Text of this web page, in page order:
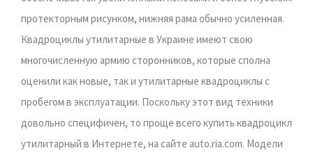
протекторным рисунком, нижняя рама обычно усиленная.
Квадроциклы утилитарные в Украине имеют свою
многочисленную армию сторонников, которые сполна
оценили как новые, так и утилитарные квадроциклы с
пробегом в эксплуатации. Поскольку этот вид техники
довольно специфичен, то проще всего купить квадроцикл
утилитарный в Интернете, на сайте auto.ria.com. Модели